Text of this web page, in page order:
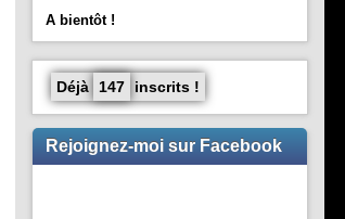
A bientôt !
Déjà 147 inscrits !
Rejoignez-moi sur Facebook